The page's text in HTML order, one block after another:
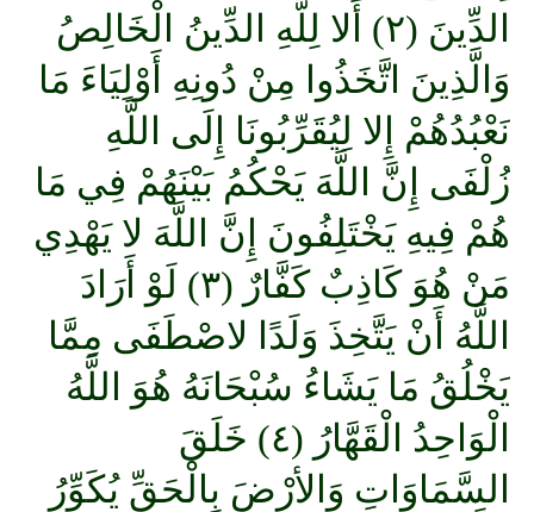
الدِّينَ (٢) أَلا لِلَّهِ الدِّينُ الْخَالِصُ
وَالَّذِينَ اتَّخَذُوا مِنْ دُونِهِ أَوْلِيَاءَ مَا
نَعْبُدُهُمْ إِلا لِيُقَرِّبُونَا إِلَى اللَّهِ
زُلْفَى إِنَّ اللَّهَ يَحْكُمُ بَيْنَهُمْ فِي مَا
هُمْ فِيهِ يَخْتَلِفُونَ إِنَّ اللَّهَ لا يَهْدِي
مَنْ هُوَ كَاذِبٌ كَفَّارٌ (٣) لَوْ أَرَادَ
اللَّهُ أَنْ يَتَّخِذَ وَلَدًا لاصْطَفَى مِمَّا
يَخْلُقُ مَا يَشَاءُ سُبْحَانَهُ هُوَ اللَّهُ
الْوَاحِدُ الْقَهَّارُ (٤) خَلَقَ
السَّمَاوَاتِ وَالأرْضَ بِالْحَقِّ يُكَوِّرُ